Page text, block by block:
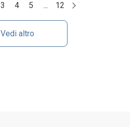
3 4 5 ... 12
Vedi altro